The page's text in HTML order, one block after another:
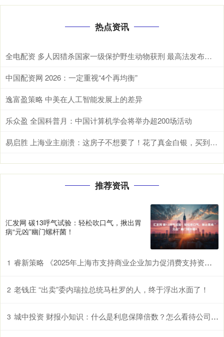
热点资讯
全电配资 多人因猎杀国家一级保护野生动物获刑 最高法发布一批典型案例
中国配资网 2026：一定重视“4个再均衡”
逸富盈策略 中美在人工智能发展上的差异
乐众盈 全国科普月：中国计算机学会将举办超200场活动
易启胜 上海业主崩溃：这房子不想要了！花了真金白银，买到的居然是臭房……
推荐资讯
汇发网 碳13呼气试验：轻松吹口气，揪出胃
病“元凶”幽门螺杆菌！
1 睿新策略 《2025年上海市支持商业企业加力促消费支持资金（服务消费场景创建项目）申报指南》发布
2 老钱庄 “出卖”委内瑞拉总统马杜罗的人，终于浮出水面了！
3 城中投资 财报小知识：什么是利息保障倍数？怎么看待公司支付利息的能力？